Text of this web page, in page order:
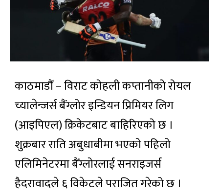
काठमाडौँ – विराट कोहली कप्तानीको रोयल
च्यालेन्जर्स बैंग्लोर इन्डियन प्रिमियर लिग
(आइपिएल) क्रिकेटबाट बाहिरिएको छ ।
शुक्रबार राति अबुधाबीमा भएको पहिलो
एलिमिनेटरमा बैंग्लोरलाई सनराइजर्स
हैदरावादले ६ विकेटले पराजित गरेको छ ।